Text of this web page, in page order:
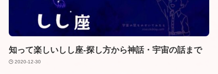
知って楽しいしし座-探し方から神話・宇宙の話まで
2020-12-30